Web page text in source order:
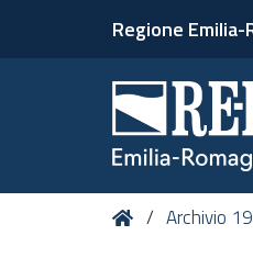
Regione Emilia-
Tu HomeArchivio